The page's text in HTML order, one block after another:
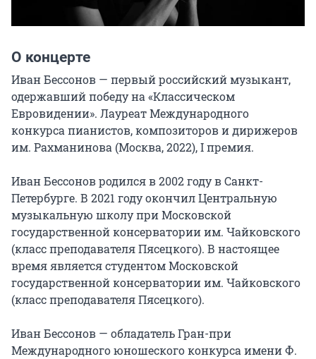
О концерте
Иван Бессонов — первый российский музыкант,
одержавший победу на «Классическом
Евровидении». Лауреат Международного
конкурса пианистов, композиторов и дирижеров
им. Рахманинова (Москва, 2022), I премия.
Иван Бессонов родился в 2002 году в Санкт-
Петербурге. В 2021 году окончил Центральную
музыкальную школу при Московской
государственной консерватории им. Чайковского
(класс преподавателя Пясецкого). В настоящее
время является студентом Московской
государственной консерватории им. Чайковского
(класс преподавателя Пясецкого).
Иван Бессонов — обладатель Гран-при
Международного юношеского конкурса имени Ф.